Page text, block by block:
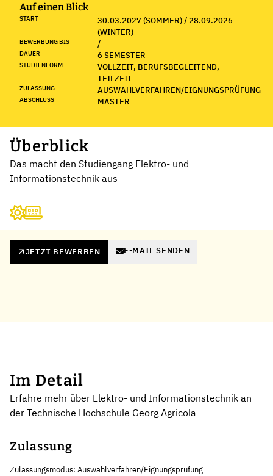
Auf einen Blick
START
30.03.2027 (SOMMER) / 28.09.2026
(WINTER)
BEWERBUNG BIS /
DAUER 6 SEMESTER
STUDIENFORM
VOLLZEIT, BERUFSBEGLEITEND,
TEILZEIT
ZULASSUNG AUSWAHLVERFAHREN/EIGNUNGSPRÜFUNG
ABSCHLUSS MASTER
Überblick
Das macht den Studiengang Elektro- und
Informationstechnik aus
JETZT BEWERBEN E-MAIL SENDEN
Im Detail
Erfahre mehr über Elektro- und Informationstechnik an
der Technische Hochschule Georg Agricola
Zulassung
Zulassungsmodus: Auswahlverfahren/Eignungsprüfung